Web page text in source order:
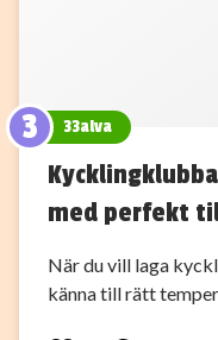
3 33alva
med perfekt
När du vill laga
känna till rätt